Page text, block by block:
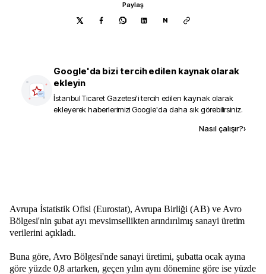
Paylaş
N
Google'da bizi tercih edilen kaynak olarak
ekleyin
İstanbul Ticaret Gazetesi'i tercih edilen kaynak olarak
ekleyerek haberlerimizi Google'da daha sık görebilirsiniz.
Nasıl çalışır?›
Avrupa İstatistik Ofisi (Eurostat), Avrupa Birliği (AB) ve Avro
Bölgesi'nin şubat ayı mevsimsellikten arındırılmış sanayi üretim
verilerini açıkladı.
Buna göre, Avro Bölgesi'nde sanayi üretimi, şubatta ocak ayına
göre yüzde 0,8 artarken, geçen yılın aynı dönemine göre ise yüzde